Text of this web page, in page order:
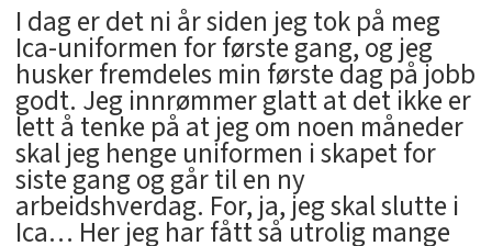
I dag er det ni år siden jeg tok på meg
Ica-uniformen for første gang, og jeg
husker fremdeles min første dag på jobb
godt. Jeg innrømmer glatt at det ikke er
lett å tenke på at jeg om noen måneder
skal jeg henge uniformen i skapet for
siste gang og går til en ny
arbeidshverdag. For, ja, jeg skal slutte i
Ica… Her jeg har fått så utrolig mange